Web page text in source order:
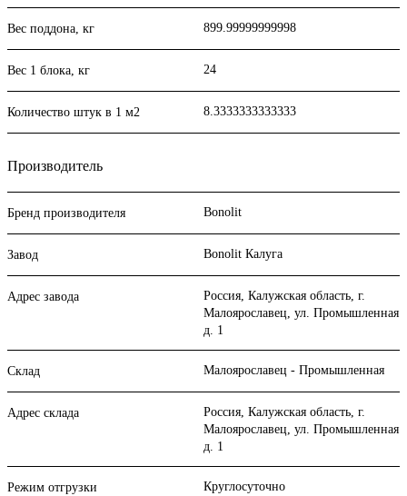
Вес поддона, кг 899.99999999998
Вес 1 блока, кг 24
Количество штук в 1 м2 8.3333333333333
Производитель
Бренд производителя Bonolit
Завод Bonolit Калуга
Адрес завода
Россия, Калужская область, г.
Малоярославец, ул. Промышленная
д. 1
Склад Малоярославец - Промышленная
Адрес склада
Россия, Калужская область, г.
Малоярославец, ул. Промышленная
д. 1
Режим отгрузки Круглосуточно